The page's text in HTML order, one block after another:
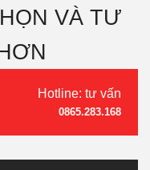
VÀ TƯ
Hotline: tư vấn
0865.283.168